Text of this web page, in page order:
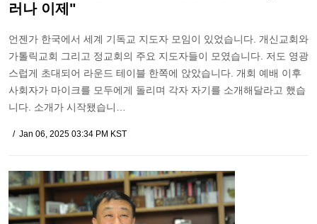
러나 이제"
언젠가 한국에서 세계 기독교 지도자 모임이 있었습니다. 개신교회와
가톨릭교회 그리고 정교회의 주요 지도자들이 모였습니다. 저도 영광
스럽게 초대되어 라운드 테이블 한쪽에 앉았습니다. 개회 예배 이후
사회자가 마이크를 모두에게 돌리며 각자 자기를 소개해달라고 했습
니다. 소개가 시작됐습니…
Jan 06, 2025 03:34 PM KST